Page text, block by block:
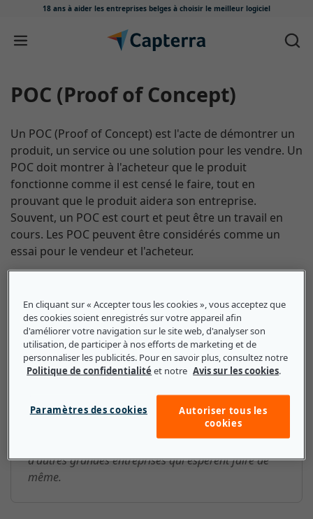
18 ans à aider les entreprises belges à choisir le meilleur logiciel
Passer au contenu
POC (Proof of Concept)
Un POC (Proof of Concept) est l'acte de démontrer un
produit, un service ou une solution pour les vendre. Un
POC doit montrer à l'acheteur que le produit
fonctionne comme il est censé le faire, tout en
prouvant que le produit aidera son entreprise.
Souvent, un POC est court et peut être un travail en
cours. Les POC peuvent être considérés comme un
essai pour le vendeur et l'acheteur.
POC (Proof of Concept) : ce que
les petites et moyennes
entreprises doivent savoir
Les démos de concept sont un excellent moyen pour
les PME de montrer à leurs clients les types de
produits et de services qu'elles peuvent fournir. Les
PME peuvent également se voir présenter les POC
d'autres grandes entreprises qui espèrent faire de
même.
En cliquant sur « Accepter tous les cookies », vous acceptez que
des cookies soient enregistrés sur votre appareil afin
d'améliorer votre navigation sur le site web, d'analyser son
utilisation, de participer à nos efforts de marketing et de
personnaliser les publicités. Pour en savoir plus, consultez notre
Politique de confidentialité et notre Avis sur les cookies.
Autoriser tous les
cookies
Paramètres des cookies